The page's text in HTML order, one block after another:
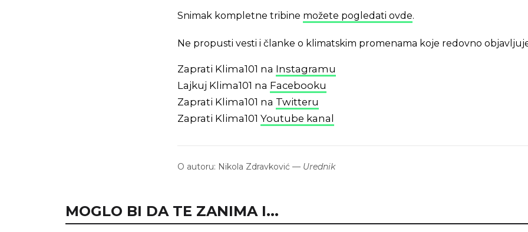
Snimak kompletne tribine možete pogledati ovde.
Ne propusti vesti i članke o klimatskim promenama koje redovno
Zaprati Klima101 na Instagramu
Lajkuj Klima101 na Facebooku
Zaprati Klima101 na Twitteru
Zaprati Klima101 Youtube kanal
O autoru: Nikola Zdravković — Urednik
MOGLO BI DA TE ZANIMA I...